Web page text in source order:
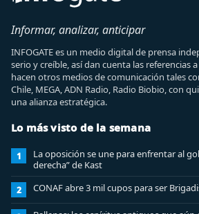
Informar, analizar, anticipar
INFOGATE es un medio digital de prensa
serio y creíble, así dan cuenta las referencias
hacen otros medios de comunicación tales
Chile, MEGA, ADN Radio, Radio Biobio, con
una alianza estratégica.
Lo más visto de la semana
1
La oposición se une para enfrentar al
derecha” de Kast
2 CONAF abre 3 mil cupos para ser